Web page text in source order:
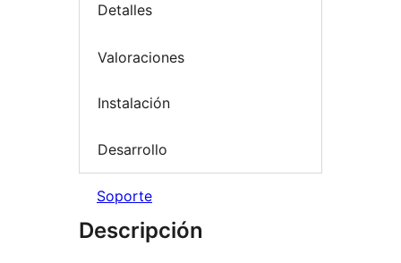
Detalles
Valoraciones
Instalación
Desarrollo
Soporte
Descripción